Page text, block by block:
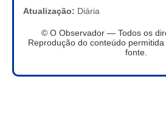
Atualização: Diária
© O Observador — Todos os
Reprodução do conteúdo
fonte.